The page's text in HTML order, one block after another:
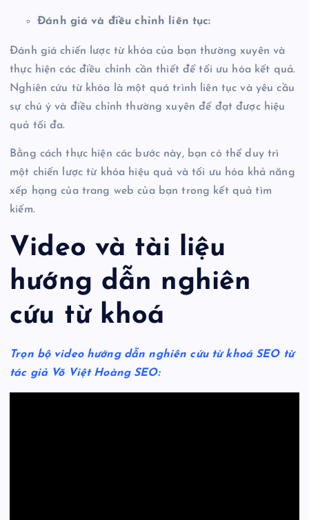
Đánh giá và điều chỉnh liên tục:
Đánh giá chiến lược từ khóa của bạn thường xuyên và
thực hiện các điều chỉnh cần thiết để tối ưu hóa kết quả.
Nghiên cứu từ khóa là một quá trình liên tục và yêu cầu
sự chú ý và điều chỉnh thường xuyên để đạt được hiệu
quả tối đa.
Bằng cách thực hiện các bước này, bạn có thể duy trì
một chiến lược từ khóa hiệu quả và tối ưu hóa khả năng
xếp hạng của trang web của bạn trong kết quả tìm
kiếm.
Video và tài liệu
hướng dẫn nghiên
cứu từ khoá
Trọn bộ video hướng dẫn nghiên cứu từ khoá SEO từ
tác giả Võ Việt Hoàng SEO: